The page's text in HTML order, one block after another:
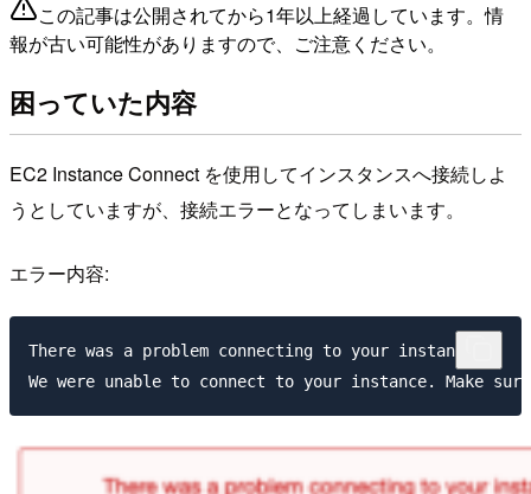
この記事は公開されてから1年以上経過しています。情
報が古い可能性がありますので、ご注意ください。
困っていた内容
EC2 Instance Connect を使用してインスタンスへ接続しよ
うとしていますが、接続エラーとなってしまいます。
エラー内容:
There was a problem connecting to your instance